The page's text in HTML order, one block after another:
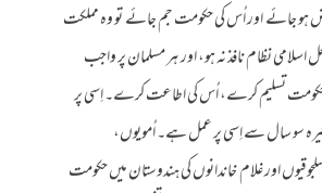
جائے اور اُس کی حکومت جم جائے تو وہ مملکت
اسلامی نظام نافذ نہ ہو، اور ہر مسلمان پر واجب
تسلیم کرے، اُس کی اطاعت کرے۔ اِسی پر
سو سال سے اِسی پر عمل ہے۔ اُمویوں،
اور غلام خاندانوں کی ہندوستان میں حکومت